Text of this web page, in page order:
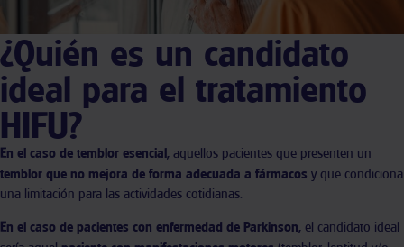
¿Quién es un candidato
ideal para el tratamiento
HIFU?
En el caso de temblor esencial, aquellos pacientes que presenten un
temblor que no mejora de forma adecuada a fármacos y que condiciona
una limitación para las actividades cotidianas.
En el caso de pacientes con enfermedad de Parkinson, el candidato ideal